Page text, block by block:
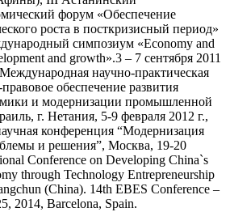
форум «Обеспечение
роста в посткризисный период»
симпозиум «Economy and
and growth».3 – 7 сентября 2011
научно-практическая
обеспечение развития
и модернизации промышленной
г. Нетания, 5-9 февраля 2012 г.,
конференция “Модернизация
и решения”, Москва, 19-20
Conference on Developing China`s
through Technology Entrepreneurship
(China). 14th EBES Conference –
2014, Barcelona, Spain.